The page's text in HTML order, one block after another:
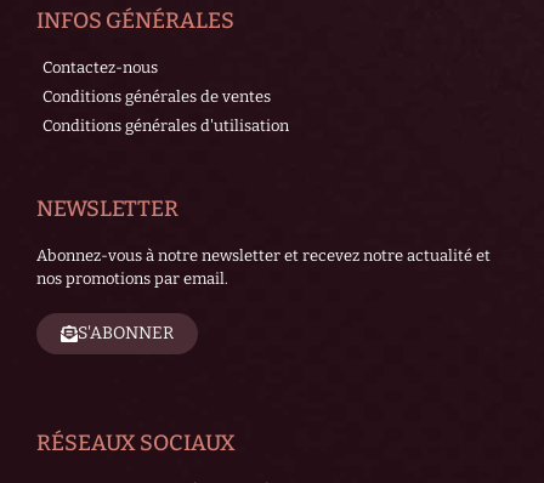
INFOS GÉNÉRALES
Contactez-nous
Conditions générales de ventes
Conditions générales d'utilisation
NEWSLETTER
Abonnez-vous à notre newsletter et recevez notre actualité et
nos promotions par email.
S'ABONNER
RÉSEAUX SOCIAUX